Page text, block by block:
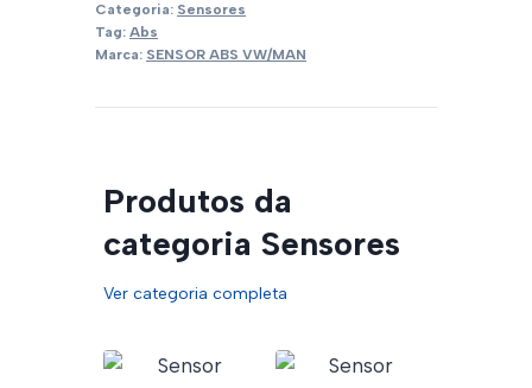
Categoria: Sensores
Tag: Abs
Marca: SENSOR ABS VW/MAN
Produtos da
categoria Sensores
Ver categoria completa